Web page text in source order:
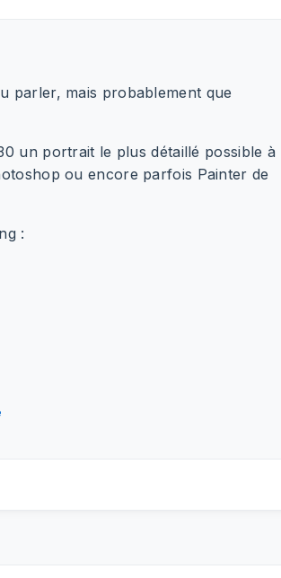
parler, mais probablement que
un portrait le plus détaillé possible à
ou encore parfois Painter de
: